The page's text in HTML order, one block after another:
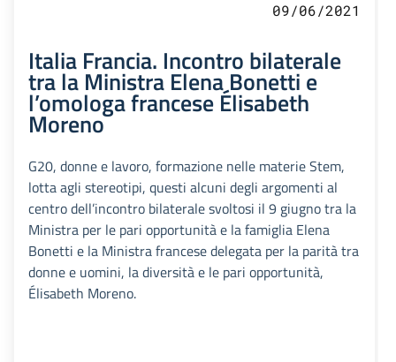
09/06/2021
Italia Francia. Incontro bilaterale
tra la Ministra Elena Bonetti e
l’omologa francese Élisabeth
Moreno
G20, donne e lavoro, formazione nelle materie Stem,
lotta agli stereotipi, questi alcuni degli argomenti al
centro dell’incontro bilaterale svoltosi il 9 giugno tra la
Ministra per le pari opportunità e la famiglia Elena
Bonetti e la Ministra francese delegata per la parità tra
donne e uomini, la diversità e le pari opportunità,
Élisabeth Moreno.